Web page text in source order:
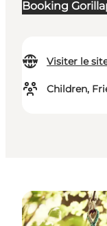
Booking
Visiter le
Children,